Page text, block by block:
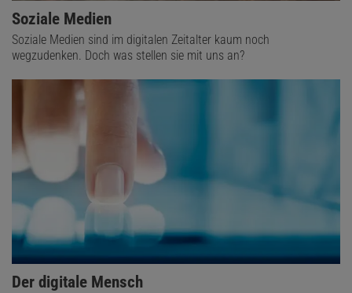
Soziale Medien
Soziale Medien sind im digitalen Zeitalter kaum noch
wegzudenken. Doch was stellen sie mit uns an?
Der digitale Mensch